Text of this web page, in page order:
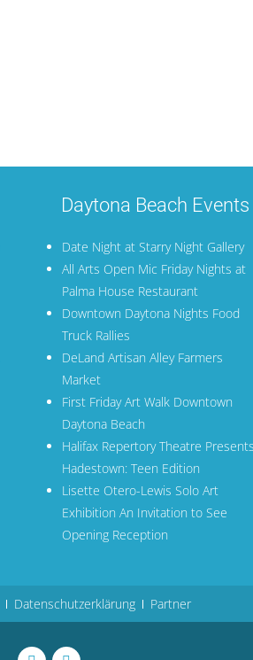
Daytona Beach Events
Date Night at Starry Night Gallery
All Arts Open Mic Friday Nights at
Palma House Restaurant
Downtown Daytona Nights Food
Truck Rallies
DeLand Artisan Alley Farmers
Market
First Friday Art Walk Downtown
Daytona Beach
Halifax Repertory Theatre Presents
Hadestown: Teen Edition
Lisette Otero-Lewis Solo Art
Exhibition An Invitation to See
Opening Reception
Datenschutzerklärung Partner